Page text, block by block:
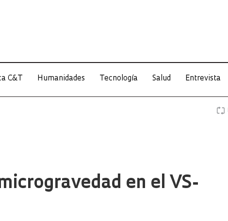
C&T Humanidades Tecnología Salud Entrevista
en el VS-